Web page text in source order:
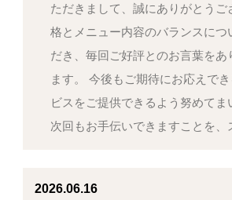
ただきまして、誠にありがとうご
格とメニュー内容のバランスにつ
だき、毎回ご好評とのお言葉をあ
ます。 今後もご期待にお応えで
ビスをご提供できるよう努めてま
次回もお手伝いできますことを
2026.06.16